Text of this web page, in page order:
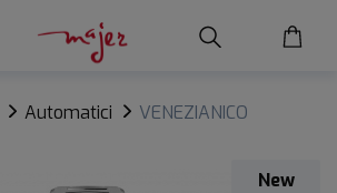
Automatici
VENEZIANICO
New